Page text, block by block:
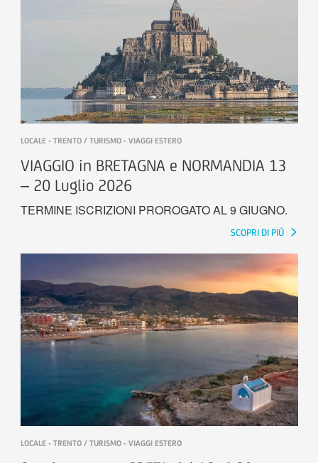
LOCALE - TRENTO / TURISMO - VIAGGI ESTERO
VIAGGIO in BRETAGNA e NORMANDIA 13
– 20 Luglio 2026
TERMINE ISCRIZIONI PROROGATO AL 9 GIUGNO.
SCOPRI DI PIÚ
LOCALE - TRENTO / TURISMO - VIAGGI ESTERO